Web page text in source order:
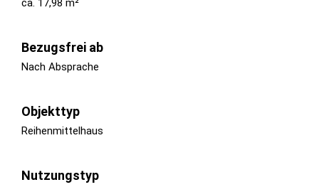
ca. 17,98 m²
Bezugsfrei ab
Nach Absprache
Objekttyp
Reihenmittelhaus
Nutzungstyp